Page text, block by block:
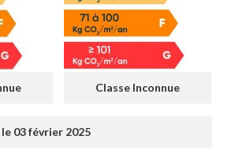
Classe Inconnue
03 février 2025